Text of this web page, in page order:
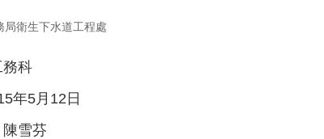
局衛生下水道工程處
務科
年5月12日
雪芬